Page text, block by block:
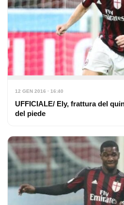
12 GEN 2016 · 16:40
UFFICIALE/ Ely, frattura del
del piede